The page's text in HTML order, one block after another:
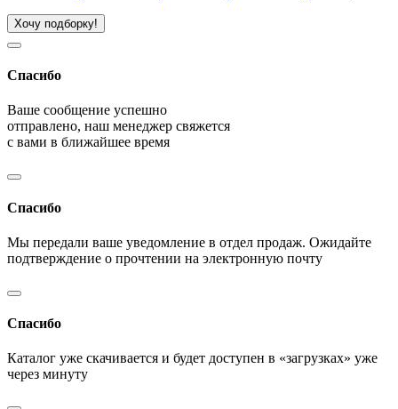
Хочу подборку!
Спасибо
Ваше сообщение успешно
отправлено, наш менеджер свяжется
с вами в ближайшее время
Спасибо
Мы передали ваше уведомление в отдел продаж. Ожидайте
подтверждение о прочтении на электронную почту
Спасибо
Каталог уже скачивается и будет доступен в «загрузках» уже
через минуту